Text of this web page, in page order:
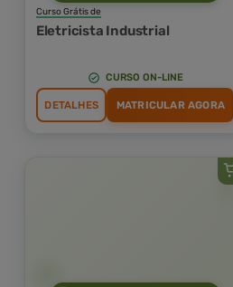
Curso Grátis de
Eletricista Industrial
CURSO ON-LINE
DETALHES MATRICULAR AGORA